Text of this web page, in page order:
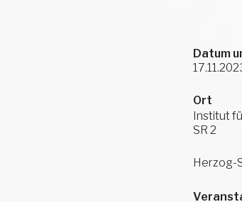
Datum
Ort
Institut
SR 2
Herzog-